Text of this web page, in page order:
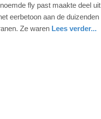
fly past maakte deel uit
eerbetoon aan de duizenden
Ze waren Lees verder...